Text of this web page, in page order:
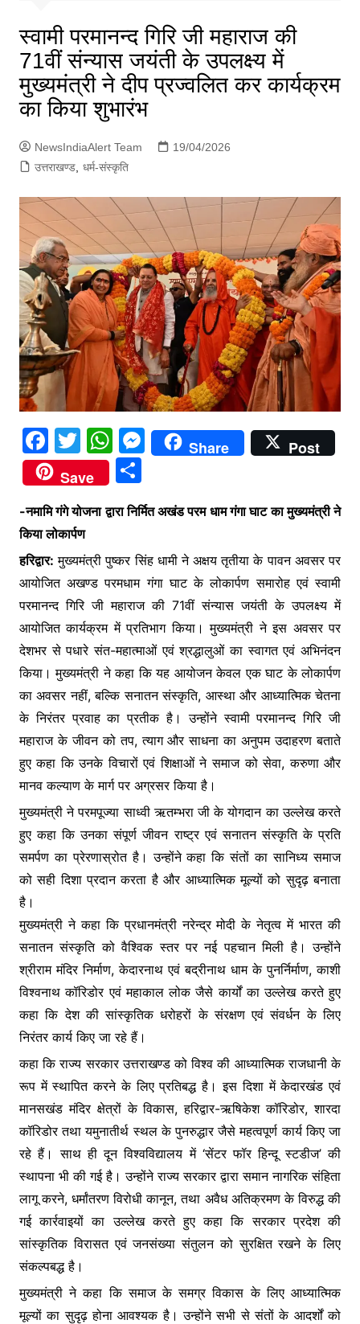
स्वामी परमानन्द गिरि जी महाराज की
71वीं संन्यास जयंती के उपलक्ष्य में
मुख्यमंत्री ने दीप प्रज्वलित कर कार्यक्रम
का किया शुभारंभ
NewsIndiaAlert Team
19/04/2026
उत्तराखण्ड, धर्म-संस्कृति
F
a
c
e
b
o
o
k
T
w
itt
er
W
h
at
s
p
p
M
e
s
n
g
er
Share
Post
Save
S
h
ar
e
-नमामि गंगे योजना द्वारा निर्मित अखंड परम धाम गंगा घाट का मुख्यमंत्री ने
किया लोकार्पण
हरिद्वार: मुख्यमंत्री पुष्कर सिंह धामी ने अक्षय तृतीया के पावन अवसर पर
आयोजित अखण्ड परमधाम गंगा घाट के लोकार्पण समारोह एवं स्वामी
परमानन्द गिरि जी महाराज की 71वीं संन्यास जयंती के उपलक्ष्य में
आयोजित कार्यक्रम में प्रतिभाग किया। मुख्यमंत्री ने इस अवसर पर
देशभर से पधारे संत-महात्माओं एवं श्रद्धालुओं का स्वागत एवं अभिनंदन
किया। मुख्यमंत्री ने कहा कि यह आयोजन केवल एक घाट के लोकार्पण
का अवसर नहीं, बल्कि सनातन संस्कृति, आस्था और आध्यात्मिक चेतना
के निरंतर प्रवाह का प्रतीक है। उन्होंने स्वामी परमानन्द गिरि जी
महाराज के जीवन को तप, त्याग और साधना का अनुपम उदाहरण बताते
हुए कहा कि उनके विचारों एवं शिक्षाओं ने समाज को सेवा, करुणा और
मानव कल्याण के मार्ग पर अग्रसर किया है।
मुख्यमंत्री ने परमपूज्या साध्वी ऋतम्भरा जी के योगदान का उल्लेख करते
हुए कहा कि उनका संपूर्ण जीवन राष्ट्र एवं सनातन संस्कृति के प्रति
समर्पण का प्रेरणास्रोत है। उन्होंने कहा कि संतों का सानिध्य समाज
को सही दिशा प्रदान करता है और आध्यात्मिक मूल्यों को सुदृढ़ बनाता
है।
मुख्यमंत्री ने कहा कि प्रधानमंत्री नरेन्द्र मोदी के नेतृत्व में भारत की
सनातन संस्कृति को वैश्विक स्तर पर नई पहचान मिली है। उन्होंने
श्रीराम मंदिर निर्माण, केदारनाथ एवं बद्रीनाथ धाम के पुनर्निर्माण, काशी
विश्वनाथ कॉरिडोर एवं महाकाल लोक जैसे कार्यों का उल्लेख करते हुए
कहा कि देश की सांस्कृतिक धरोहरों के संरक्षण एवं संवर्धन के लिए
निरंतर कार्य किए जा रहे हैं।
कहा कि राज्य सरकार उत्तराखण्ड को विश्व की आध्यात्मिक राजधानी के
रूप में स्थापित करने के लिए प्रतिबद्ध है। इस दिशा में केदारखंड एवं
मानसखंड मंदिर क्षेत्रों के विकास, हरिद्वार-ऋषिकेश कॉरिडोर, शारदा
कॉरिडोर तथा यमुनातीर्थ स्थल के पुनरुद्धार जैसे महत्वपूर्ण कार्य किए जा
रहे हैं। साथ ही दून विश्वविद्यालय में ‘सेंटर फॉर हिन्दू स्टडीज’ की
स्थापना भी की गई है। उन्होंने राज्य सरकार द्वारा समान नागरिक संहिता
लागू करने, धर्मांतरण विरोधी कानून, तथा अवैध अतिक्रमण के विरुद्ध की
गई कार्रवाइयों का उल्लेख करते हुए कहा कि सरकार प्रदेश की
सांस्कृतिक विरासत एवं जनसंख्या संतुलन को सुरक्षित रखने के लिए
संकल्पबद्ध है।
मुख्यमंत्री ने कहा कि समाज के समग्र विकास के लिए आध्यात्मिक
मूल्यों का सुदृढ़ होना आवश्यक है। उन्होंने सभी से संतों के आदर्शों को